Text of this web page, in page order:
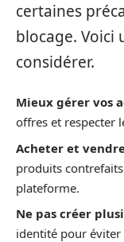
certaines
blocage. Voici
considérer.
Mieux gérer vos
offres et respecter
Acheter et
produits
plateforme.
Ne pas créer
identité pour